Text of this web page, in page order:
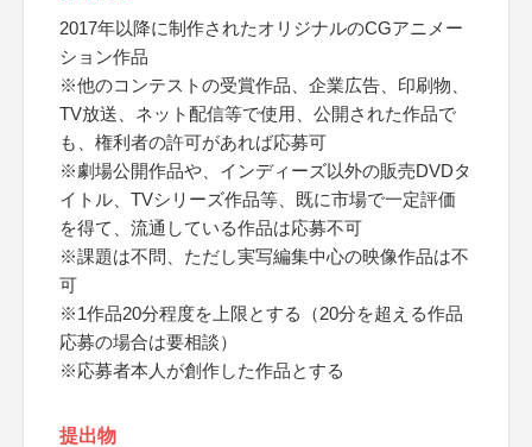
2017年以降に制作されたオリジナルのCGアニメー
ション作品
※他のコンテストの受賞作品、企業広告、印刷物、
TV放送、ネット配信等で使用、公開された作品で
も、権利者の許可があれば応募可
※劇場公開作品や、インディーズ以外の販売DVDタ
イトル、TVシリーズ作品等、既に市場で一定評価
を得て、流通している作品は応募不可
※課題は不問、ただし実写編集中心の映像作品は不
可
※1作品20分程度を上限とする（20分を超える作品
応募の場合は要相談）
※応募者本人が創作した作品とする
提出物